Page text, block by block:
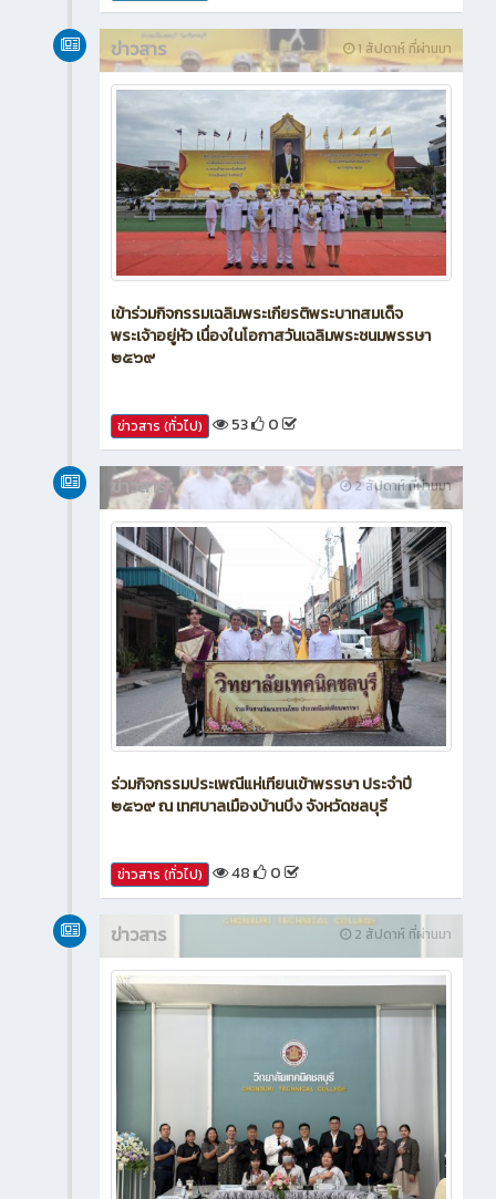
1 สัปดาห์ ที่ผ่านมา
ข่าวสาร
เข้าร่วมกิจกรรมเฉลิมพระเกียรติพระบาทสมเด็จ
พระเจ้าอยู่หัว เนื่องในโอกาสวันเฉลิมพระชนมพรรษา
๒๕๖๙
ข่าวสาร (ทั่วไป) 53 0
2 สัปดาห์ ที่ผ่านมา
ข่าวสาร
ร่วมกิจกรรมประเพณีแห่เทียนเข้าพรรษา ประจำปี
๒๕๖๙ ณ เทศบาลเมืองบ้านบึง จังหวัดชลบุรี
ข่าวสาร (ทั่วไป) 48 0
2 สัปดาห์ ที่ผ่านมา
ข่าวสาร